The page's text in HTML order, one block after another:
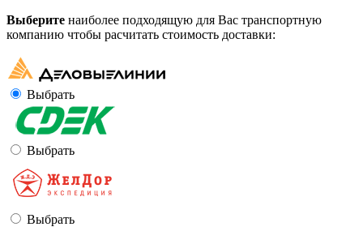
Выберите наиболее подходящую для Вас транспортную
компанию чтобы расчитать стоимость доставки:
Выбрать
Выбрать
Выбрать